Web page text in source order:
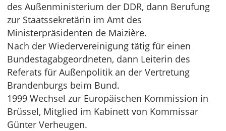
des Außenministerium der DDR, dann Berufung
zur Staatssekretärin im Amt des
Ministerpräsidenten de Maizière.
Nach der Wiedervereinigung tätig für einen
Bundestagabgeordneten, dann Leiterin des
Referats für Außenpolitik an der Vertretung
Brandenburgs beim Bund.
1999 Wechsel zur Europäischen Kommission in
Brüssel, Mitglied im Kabinett von Kommissar
Günter Verheugen.